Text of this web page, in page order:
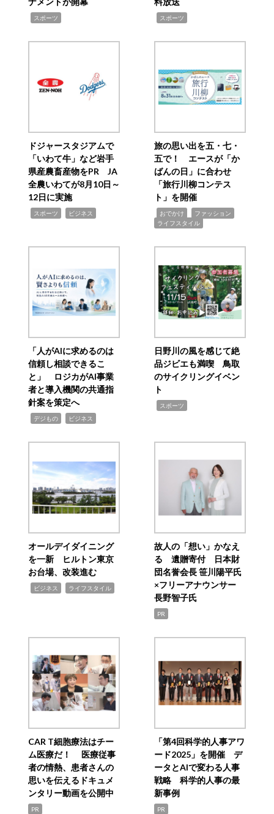
スポーツ スポーツ
ドジャースタジアムで
「いわて牛」など岩手
県産農畜産物をPR JA
全農いわてが8月10日～
12日に実施
スポーツ ビジネス
旅の思い出を五・七・
五で！ エースが「か
ばんの日」に合わせ
「旅行川柳コンテス
ト」を開催
おでかけ ファッション
ライフスタイル
「人がAIに求めるのは
信頼し相談できるこ
と」 ロジカがAI事業
者と導入機関の共通指
針案を策定へ
デジもの ビジネス
日野川の風を感じて絶
品ジビエも満喫 鳥取
のサイクリングイベン
ト
スポーツ
オールデイダイニング
を一新 ヒルトン東京
お台場、改装進む
ビジネス ライフスタイル
故人の「想い」かなえ
る 遺贈寄付 日本財
団名誉会長 笹川陽平氏
×フリーアナウンサー
長野智子氏
PR
CAR T細胞療法はチー
ム医療だ！ 医療従事
者の情熱、患者さんの
思いを伝えるドキュメ
ンタリー動画を公開中
PR
「第4回科学的人事アワ
ード2025」を開催 デ
ータとAIで変わる人事
戦略 科学的人事の最
新事例
PR